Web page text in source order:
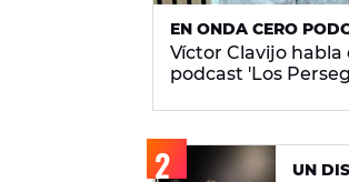
EN ONDA CERO
Víctor Clavijo habla
podcast 'Los
UN